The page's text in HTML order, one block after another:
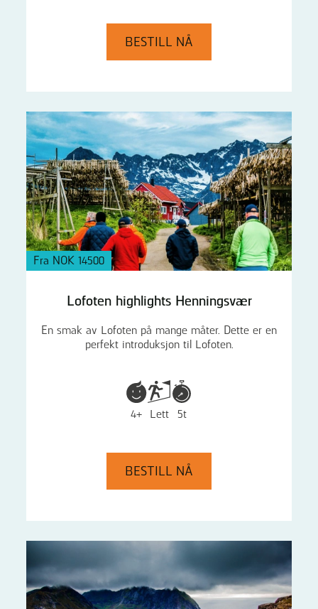
BESTILL NÅ
Fra NOK 14500
Lofoten highlights Henningsvær
En smak av Lofoten på mange måter. Dette er en
perfekt introduksjon til Lofoten.
4+ Lett 5t
BESTILL NÅ